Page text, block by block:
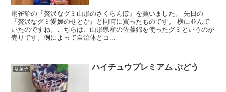
扇雀飴の『贅沢なグミ山形のさくらんぼ』を買いました。 先日の
『贅沢なグミ愛媛のせとか』と同時に買ったものです。 横に並んで
いたのですね。こちらは、山形県産の佐藤錦を使ったグミというのが
売りです。例によって自治体とコ...
駄菓子 ハイチュウプレミアム ぶどう